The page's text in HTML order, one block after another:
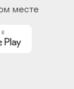
месте